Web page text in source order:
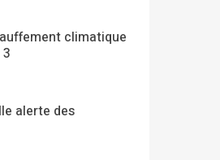
climatique
alerte des